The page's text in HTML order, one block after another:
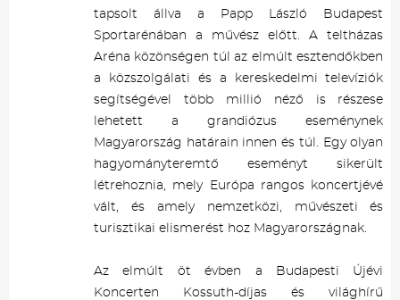
tapsolt állva a Papp László Budapest
Sportarénában a művész előtt. A teltházas
Aréna közönségen túl az elmúlt esztendőkben
a közszolgálati és a kereskedelmi televíziók
segítségével több millió néző is részese
lehetett a grandiózus eseménynek
Magyarország határain innen és túl. Egy olyan
hagyományteremtő eseményt sikerült
létrehoznia, mely Európa rangos koncertjévé
vált, és amely nemzetközi, művészeti és
turisztikai elismerést hoz Magyarországnak.
Az elmúlt öt évben a Budapesti Újévi
Koncerten Kossuth-díjas és világhírű